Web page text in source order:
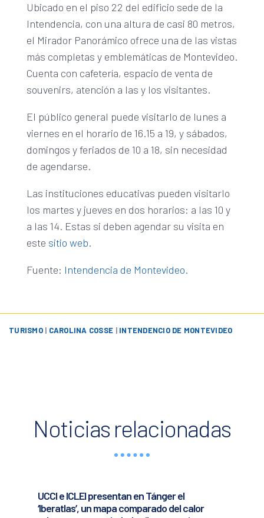
Ubicado en el piso 22 del edificio sede de la
Intendencia, con una altura de casi 80 metros,
el Mirador Panorámico ofrece una de las vistas
más completas y emblemáticas de Montevideo.
Cuenta con cafetería, espacio de venta de
souvenirs, atención a las y los visitantes.
El público general puede visitarlo de lunes a
viernes en el horario de 16.15 a 19, y sábados,
domingos y feriados de 10 a 18, sin necesidad
de agendarse.
Las instituciones educativas pueden visitarlo
los martes y jueves en dos horarios: a las 10 y
a las 14. Estas si deben agendar su visita en
este sitio web.
Fuente: Intendencia de Montevideo.
TURISMO| CAROLINA COSSE | INTENDENCIO DE MONTEVIDEO
Noticias relacionadas
UCCI e ICLEI presentan en Tánger el
‘Iberatlas’, un mapa comparado del calor